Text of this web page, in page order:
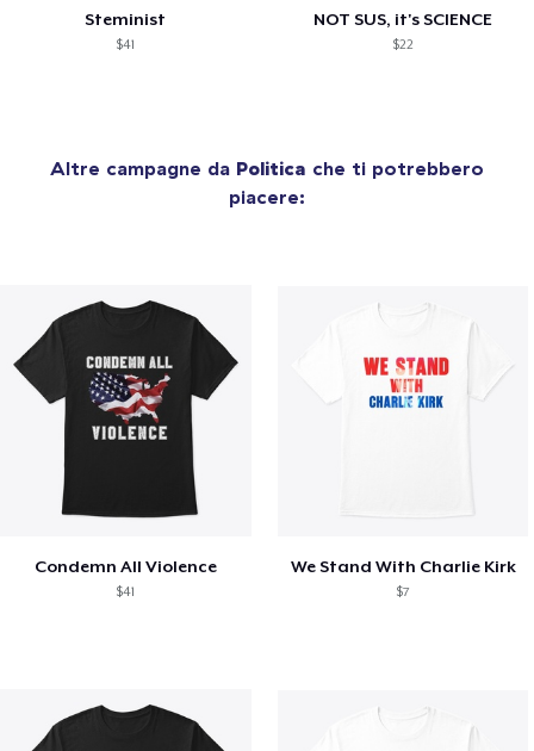
Steminist
$41
NOT SUS, it's SCIENCE
$22
Altre campagne da Politica che ti potrebbero
piacere:
Condemn All Violence
$41
We Stand With Charlie Kirk
$7